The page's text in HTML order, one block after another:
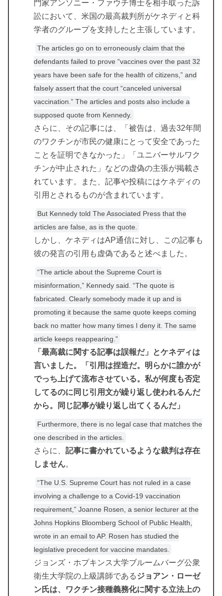
門家アンソニー・ファウチ博士を相手取った訴
訟において、米国の最高裁判所がケネディと科
学者のグループを支持したと主張しています。
The articles go on to erroneously claim that the
defendants failed to prove “vaccines over the past 32
years have been safe for the health of citizens,” and
falsely assert that the court “canceled universal
vaccination.” The articles and posts also include a
supposed quote from Kennedy.
さらに、その記事には、「被告は、過去32年間
のワクチンが市民の健康にとって安全であった
ことを証明できなかった」「ユニバーサルワク
チンが中止された」などの虚偽の主張が掲載さ
れています。また、記事や投稿にはケネディの
引用とされるものが含まれています。
But Kennedy told The Associated Press that the
articles are false, as is the quote.
しかし、ケネディはAP通信に対し、この記事も
彼の発言の引用も虚偽であると述べました。
“The article about the Supreme Court is
misinformation,” Kennedy said. “The quote is
fabricated. Clearly somebody made it up and is
promoting it because the same quote keeps coming
back no matter how many times I deny it. The same
article keeps reappearing.”
「最高裁に関する記事は誤報だ」とケネディは
言いました。「引用は捏造だ。明らかに誰かが
でっち上げて流布させている。私が何度も否定
してるのに同じ引用文が繰り返し使われるんだ
から。同じ記事が繰り返し出てくるんだ」
Furthermore, there is no legal case that matches the
one described in the articles.
さらに、 記事に書かれているような裁判は存在
しません。
“The U.S. Supreme Court has not ruled in a case
involving a challenge to a Covid-19 vaccination
requirement,” Joanne Rosen, a senior lecturer at the
Johns Hopkins Bloomberg School of Public Health,
wrote in an email to AP. Rosen has studied the
legislative precedent for vaccine mandates.
ジョンズ・ホプキンス大学ブルームバーグ公衆
衛生大学院の上級講師であるジョアン・ローゼ
ン氏は、ワクチン接種義務化に関する立法上の